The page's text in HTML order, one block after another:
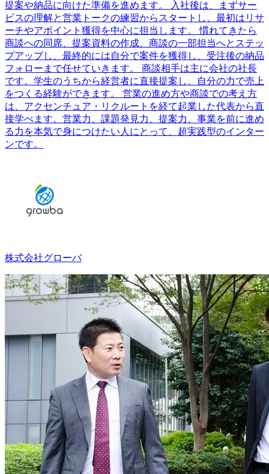
提案や納品に向けた準備を進めます。 入社後は、まずサー
ビスの理解と営業トークの練習からスタートし、最初はリサ
ーチやアポイント獲得を中心に担当します。 慣れてきたら
商談への同席、提案資料の作成、商談の一部担当へとステッ
プアップし、最終的には自分で案件を獲得し、受注後の納品
フォローまで任せていきます。 商談相手は主に会社の社長
です。学生のうちから経営者に直接提案し、自分の力で売上
をつくる経験ができます。 営業の進め方や商談での考え方
は、アクセンチュア・リクルートを経て起業した代表から直
接学べます。営業力、課題発見力、提案力、事業を前に進め
る力を本気で身につけたい人にとって、超実践型のインター
ンです。
株式会社グローバ